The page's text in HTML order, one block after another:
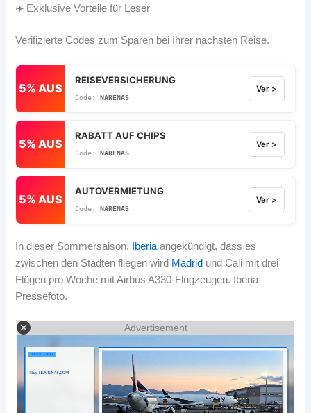
✈️ Exklusive Vorteile für Leser
Verifizierte Codes zum Sparen bei Ihrer nächsten Reise.
5% AUS
REISEVERSICHERUNG
NARENAS
Ver >
5% AUS
RABATT AUF CHIPS
NARENAS
Ver >
5% AUS
AUTOVERMIETUNG
NARENAS
Ver >
In dieser Sommersaison, Iberia angekündigt, dass es
zwischen den Städten fliegen wird Madrid und Cali mit drei
Flügen pro Woche mit Airbus A330-Flugzeugen. Iberia-
Pressefoto.
Advertisement